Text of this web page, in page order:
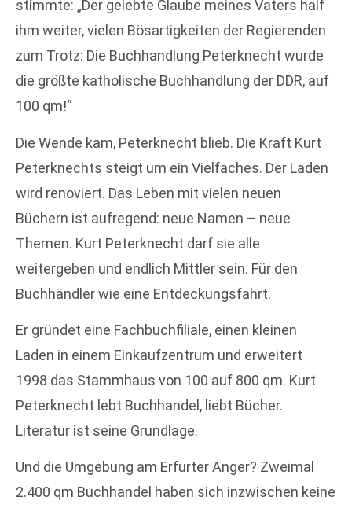
stimmte: „Der gelebte Glaube meines Vaters half
ihm weiter, vielen Bösartigkeiten der Regierenden
zum Trotz: Die Buchhandlung Peterknecht wurde
die größte katholische Buchhandlung der DDR, auf
100 qm!“
Die Wende kam, Peterknecht blieb. Die Kraft Kurt
Peterknechts steigt um ein Vielfaches. Der Laden
wird renoviert. Das Leben mit vielen neuen
Büchern ist aufregend: neue Namen – neue
Themen. Kurt Peterknecht darf sie alle
weitergeben und endlich Mittler sein. Für den
Buchhändler wie eine Entdeckungsfahrt.
Er gründet eine Fachbuchfiliale, einen kleinen
Laden in einem Einkaufzentrum und erweitert
1998 das Stammhaus von 100 auf 800 qm. Kurt
Peterknecht lebt Buchhandel, liebt Bücher.
Literatur ist seine Grundlage.
Und die Umgebung am Erfurter Anger? Zweimal
2.400 qm Buchhandel haben sich inzwischen keine